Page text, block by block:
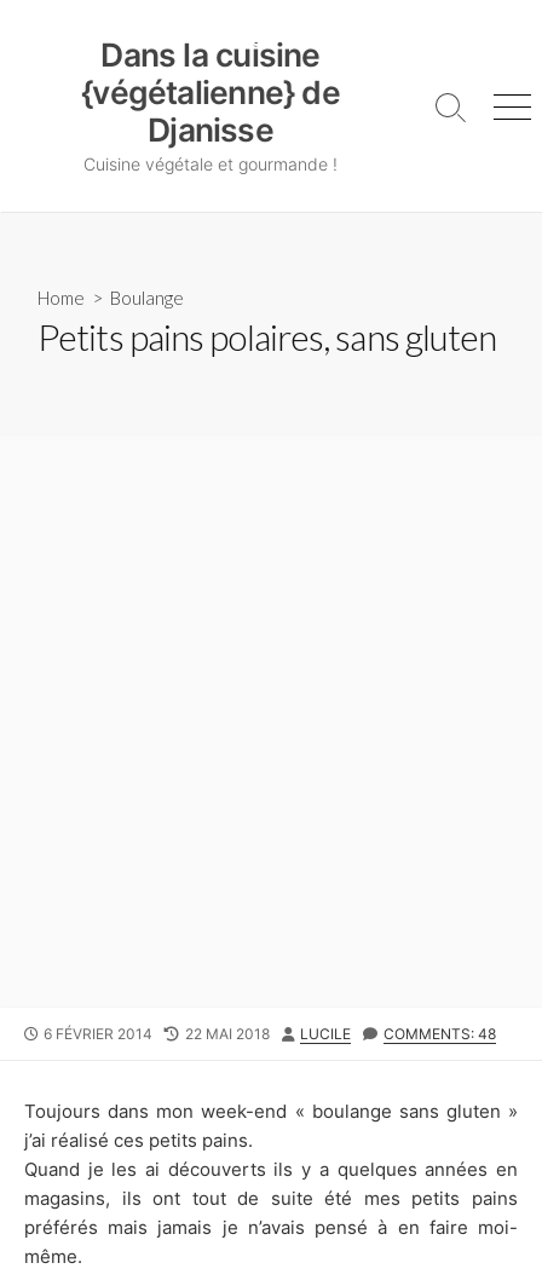
Dans la cuisine
{végétalienne} de
Djanisse
Cuisine végétale et gourmande !
Search
Home > Boulange
Petits pains polaires, sans gluten
PUBLISHED
6 FÉVRIER 2014
LAST
22 MAI 2018 AUTHOR
LUCILE COMMENTS: 48
Toujours dans mon week-end « boulange sans gluten »
j’ai réalisé ces petits pains.
Quand je les ai découverts ils y a quelques années en
magasins, ils ont tout de suite été mes petits pains
préférés mais jamais je n’avais pensé à en faire moi-
même.